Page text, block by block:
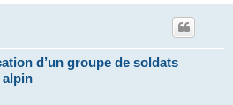
d’un groupe de soldats
alpin